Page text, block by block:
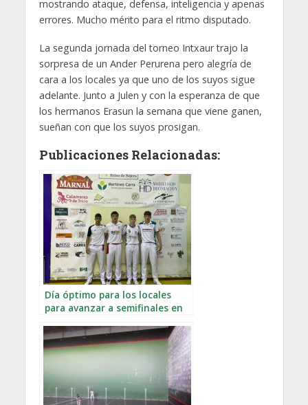
mostrando ataque, defensa, inteligencia y apenas
errores. Mucho mérito para el ritmo disputado.
La segunda jornada del torneo Intxaur trajo la
sorpresa de un Ander Perurena pero alegría de
cara a los locales ya que uno de los suyos sigue
adelante. Junto a Julen y con la esperanza de que
los hermanos Erasun la semana que viene ganen,
sueñan con que los suyos prosigan.
Publicaciones Relacionadas:
Día óptimo para los locales
para avanzar a semifinales en